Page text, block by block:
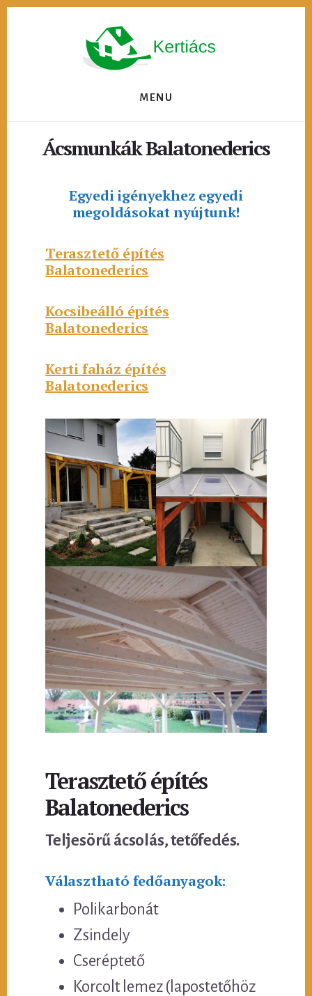
MENU
Ácsmunkák Balatonederics
Egyedi igényekhez egyedi
megoldásokat nyújtunk!
Terasztető építés
Balatonederics
Kocsibeálló építés
Balatonederics
Kerti faház építés
Balatonederics
Terasztető építés
Balatonederics
Teljesörű ácsolás, tetőfedés.
Választható fedőanyagok:
Polikarbonát
Zsindely
Cseréptető
Korcolt lemez (lapostetőhöz